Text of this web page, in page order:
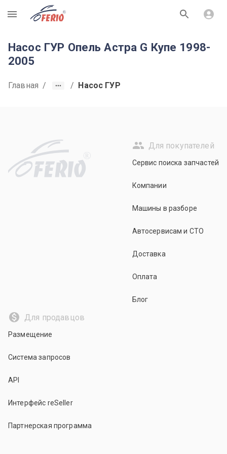
R
Насос ГУР Опель Астра G Купе 1998-
2005
Главная / / Насос ГУР
R
Для покупателей
Сервис поиска запчастей
Компании
Машины в разборе
Автосервисам и СТО
Доставка
Оплата
Блог
Для продавцов
Размещение
Система запросов
API
Интерфейс reSeller
Партнерская программа